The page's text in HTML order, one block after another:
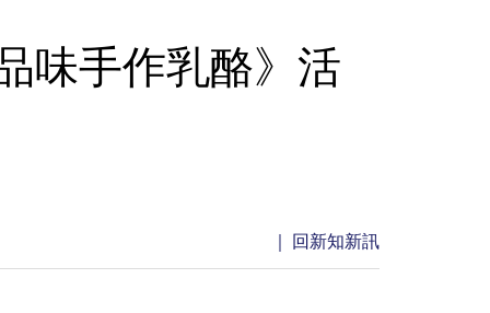
味手作乳酪》活
｜ 回新知新訊